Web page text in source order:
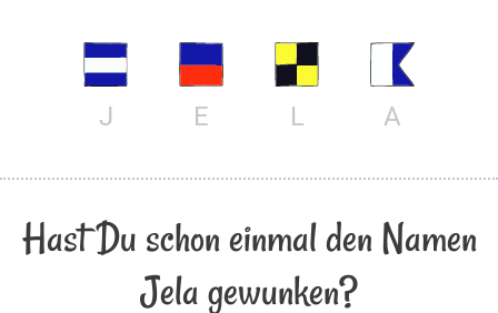
J E L A
Hast Du schon einmal den Namen
Jela gewunken?